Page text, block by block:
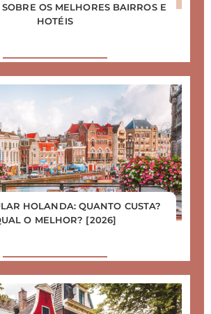
OS MELHORES BAIRROS E
HOTÉIS
HOLANDA: QUANTO CUSTA?
O MELHOR? [2026]